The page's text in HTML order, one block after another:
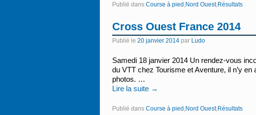
Publié dans Course à pied Nord Ouest, Résultats
Cross Ouest France 2014
Publié le 20 janvier 2014 par Ludo
Samedi 18 janvier 2014 Un rendez-vous
du VTT chez Tourisme et Aventure, il n’y
photos. …
Lire la suite →
Publié dans Course à pied Nord Ouest, Résultats